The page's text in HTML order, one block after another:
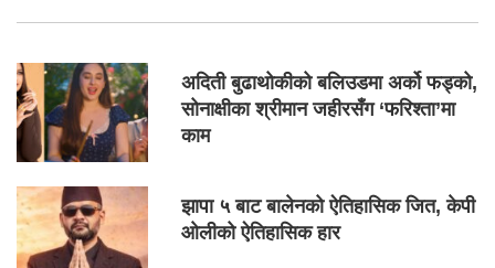
अदिती बुढाथोकीको बलिउडमा अर्को फड्को,
सोनाक्षीका श्रीमान जहीरसँग ‘फरिश्ता’मा
काम
झापा ५ बाट बालेनको ऐतिहासिक जित, केपी
ओलीको ऐतिहासिक हार